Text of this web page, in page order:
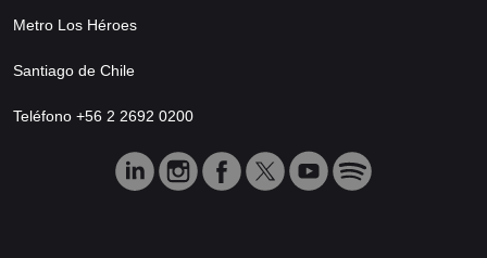
Metro Los Héroes
Santiago de Chile
Teléfono +56 2 2692 0200